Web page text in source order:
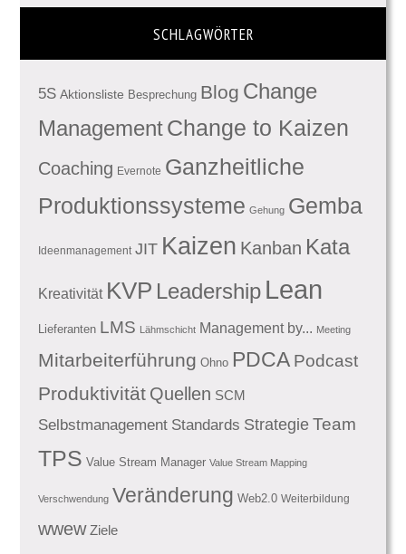
SCHLAGWÖRTER
5S Aktionsliste Besprechung Blog Change
ManagementChange to Kaizen
Coaching Evernote Ganzheitliche
Produktionssysteme Gehung Gemba
Ideenmanagement JIT Kaizen Kanban Kata
Kreativität KVP Leadership Lean
Lieferanten LMS Lähmschicht Management by... Meeting
Mitarbeiterführung Ohno PDCA Podcast
Produktivität Quellen SCM
Selbstmanagement Standards Strategie Team
TPS Value Stream Manager Value Stream Mapping
Verschwendung Veränderung Web2.0 Weiterbildung
wwew Ziele